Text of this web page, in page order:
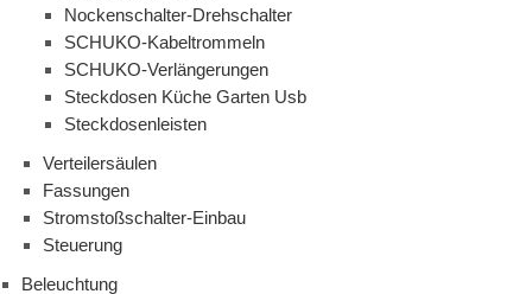
Nockenschalter-Drehschalter
SCHUKO-Kabeltrommeln
SCHUKO-Verlängerungen
Steckdosen Küche Garten Usb
Steckdosenleisten
Verteilersäulen
Fassungen
Stromstoßschalter-Einbau
Steuerung
Beleuchtung